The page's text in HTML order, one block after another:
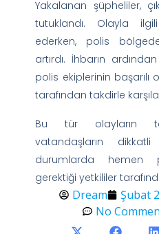
Yakalanan şüpheliler,
tutuklandı. Olayla
ederken, polis
artırdı. İhbarın
polis ekiplerinin başarılı
tarafından takdirle
Bu tür olayların
vatandaşların
durumlarda hemen
gerektiği yetkililer
Dream Şubat
No